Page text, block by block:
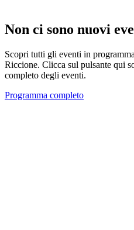
Non ci sono nuovi
Scopri tutti gli eventi in
Riccione. Clicca sul pulsante qui
completo degli eventi.
Programma completo